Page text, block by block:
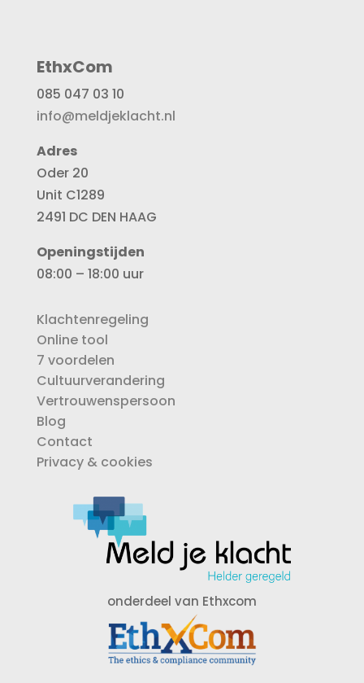
EthxCom
085 047 03 10
info@meldjeklacht.nl
Adres
Oder 20
Unit C1289
2491 DC DEN HAAG
Openingstijden
08:00 – 18:00 uur
Klachtenregeling
Online tool
7 voordelen
Cultuurverandering
Vertrouwenspersoon
Blog
Contact
Privacy & cookies
onderdeel van Ethxcom